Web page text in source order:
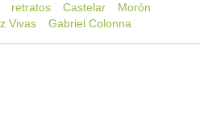
retratos Castelar
Morón
Vivas Gabriel Colonna